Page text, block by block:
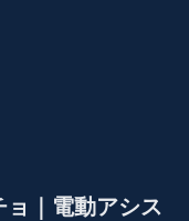
｜電動アシス